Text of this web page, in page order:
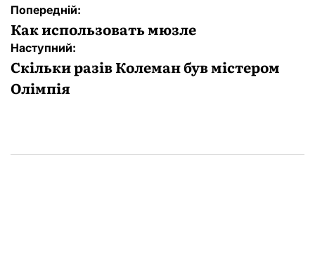
Навігація
записів
Попередній:
Как использовать мюзле
Наступний:
Скільки разів Колеман був містером
Олімпія